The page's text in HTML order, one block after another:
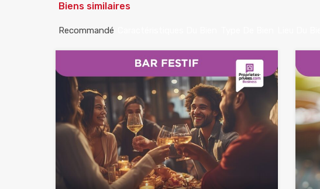
Biens similaires
Recommandé